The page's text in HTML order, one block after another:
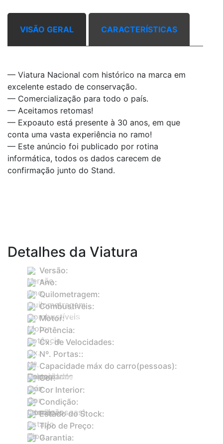
VISÃO GERAL CARACTERÍSTICAS
— Viatura Nacional com histórico na marca em
excelente estado de conservação.
— Comercialização para todo o país.
— Aceitamos retomas!
— Expoauto está presente à 30 anos, em que
conta uma vasta experiência no ramo!
— Este anúncio foi publicado por rotina
informática, todos os dados carecem de
confirmação junto do Stand.
Detalhes da Viatura
Versão:
Ano:
Quilometragem:
Combustíveis:
Motor: 3498
Potência:
Cx. de Velocidades:
Nº. Portas::
Capacidade máx do carro(pessoas):
Cor: preto
Cor Interior:
Condição:
Estado do Stock:
Tipo de Preço:
Garantia: